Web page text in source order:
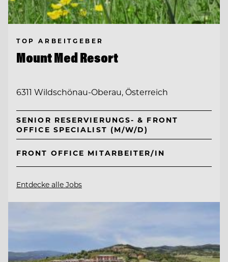
TOP ARBEITGEBER
Mount Med Resort
6311 Wildschönau-Oberau, Österreich
SENIOR RESERVIERUNGS- & FRONT
OFFICE SPECIALIST (M/W/D)
FRONT OFFICE MITARBEITER/IN
Entdecke alle Jobs